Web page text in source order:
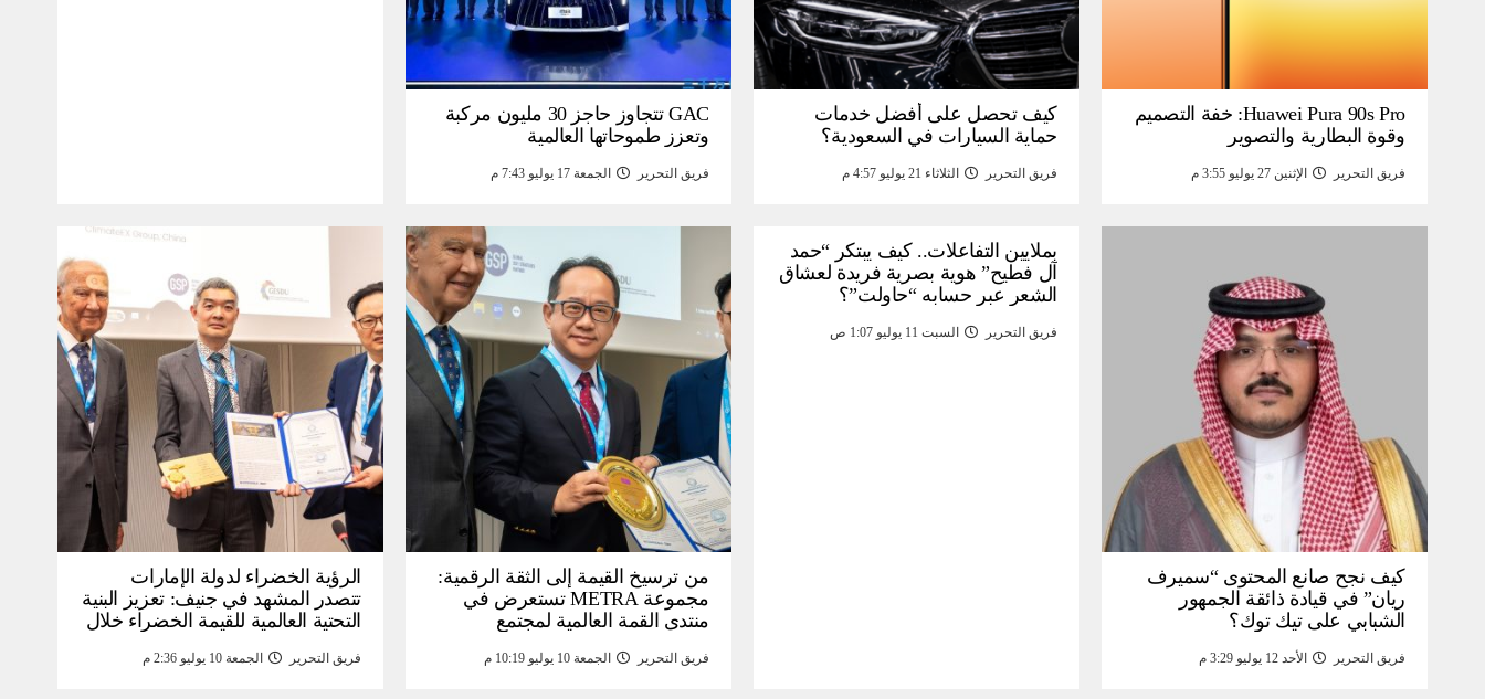
Huawei Pura 90s Pro: خفة التصميم
وقوة البطارية والتصوير
فريق التحرير الإثنين 27 يوليو 3:55 م
كيف تحصل على أفضل خدمات
حماية السيارات في السعودية؟
فريق التحرير الثلاثاء 21 يوليو 4:57 م
GAC تتجاوز حاجز 30 مليون مركبة
وتعزز طموحاتها العالمية
فريق التحرير الجمعة 17 يوليو 7:43 م
كيف نجح صانع المحتوى “سميرف
ريان” في قيادة ذائقة الجمهور
الشبابي على تيك توك؟
فريق التحرير الأحد 12 يوليو 3:29 م
بملايين التفاعلات.. كيف يبتكر “حمد
آل فطيح” هوية بصرية فريدة لعشاق
الشعر عبر حسابه “حاولت”؟
فريق التحرير السبت 11 يوليو 1:07 ص
من ترسيخ القيمة إلى الثقة الرقمية:
مجموعة METRA تستعرض في
منتدى القمة العالمية لمجتمع
تحتية للأصول الرقمية المدعومة
فريق التحرير الجمعة 10 يوليو 10:19 م
الرؤية الخضراء لدولة الإمارات
تتصدر المشهد في جنيف: تعزيز البنية
التحتية العالمية للقيمة الخضراء خلال
المعلومات WSIS 2026 وقمة “الذكاء
فريق التحرير الجمعة 10 يوليو 2:36 م